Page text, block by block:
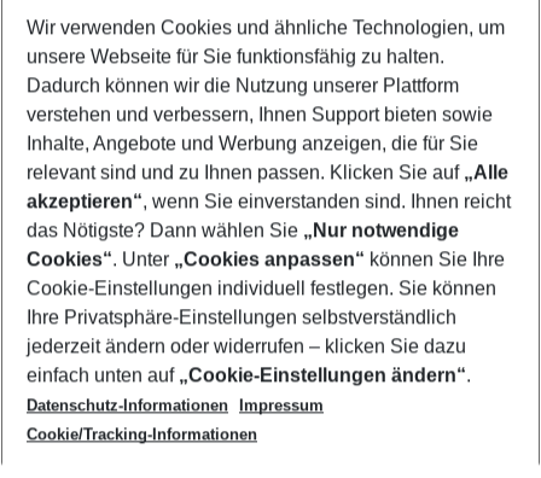
2 Erwachsene Keine Kinder
Mehr Filter anzeigen
Footer
Footer navigation
Über uns
AGB
Cookie-Einstellungen ändern
Cookie-Richtlinie
Datenschutz
Service & Hilfe
Barrierefreies Reisen
Check-in
Folgen Sie uns
Wir verwenden Cookies und ähnliche Technologien, um
unsere Webseite für Sie funktionsfähig zu halten.
Dadurch können wir die Nutzung unserer Plattform
verstehen und verbessern, Ihnen Support bieten sowie
Inhalte, Angebote und Werbung anzeigen, die für Sie
relevant sind und zu Ihnen passen. Klicken Sie auf „Alle
akzeptieren“, wenn Sie einverstanden sind. Ihnen reicht
das Nötigste? Dann wählen Sie „Nur notwendige
Cookies“. Unter „Cookies anpassen“ können Sie Ihre
Cookie-Einstellungen individuell festlegen. Sie können
Ihre Privatsphäre-Einstellungen selbstverständlich
jederzeit ändern oder widerrufen – klicken Sie dazu
einfach unten auf „Cookie-Einstellungen ändern“.
Datenschutz-Informationen
Impressum
Cookie/Tracking-Informationen